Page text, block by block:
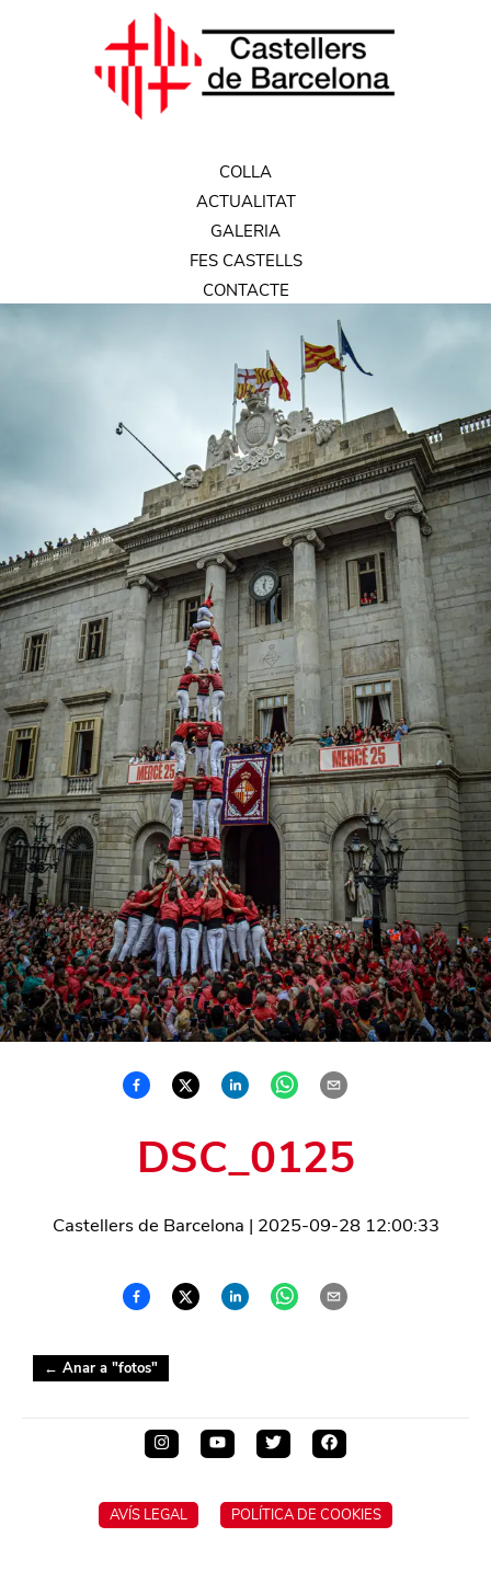
COLLA
ACTUALITAT
GALERIA
FES CASTELLS
CONTACTE
DSC_0125
Castellers de Barcelona | 2025-09-28 12:00:33
← Anar a "fotos"
AVÍS LEGAL POLÍTICA DE COOKIES